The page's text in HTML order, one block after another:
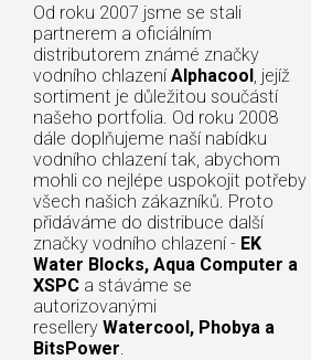
Od roku 2007 jsme se stali
partnerem a oficiálním
distributorem známé značky
vodního chlazení Alphacool, jejíž
sortiment je důležitou součástí
našeho portfolia. Od roku 2008
dále doplňujeme naší nabídku
vodního chlazení tak, abychom
mohli co nejlépe uspokojit potřeby
všech našich zákazníků. Proto
přidáváme do distribuce další
značky vodního chlazení - EK
Water Blocks, Aqua Computer a
XSPC a stáváme se
autorizovanými
resellery Watercool, Phobya a
BitsPower.